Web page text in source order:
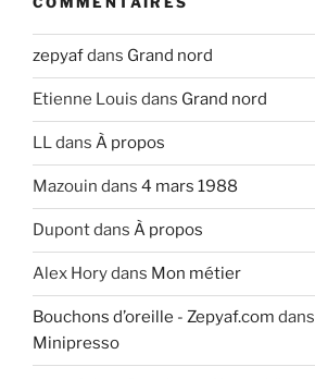
zepyafdans Grand nord
Etienne Louis dans Grand nord
LLdans À propos
Mazouin dans 4 mars 1988
Dupontdans À propos
Alex Horydans Mon métier
Bouchons d’oreille - Zepyaf.com dans
Minipresso